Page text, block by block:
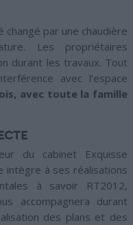
changé par une chaudière
Les propriétaires
durant les travaux. Tout
avec l’espace
avec toute la famille
du cabinet Exquisse
intègre à ses réalisations
à savoir RT2012,
accompagnera durant
des plans et des